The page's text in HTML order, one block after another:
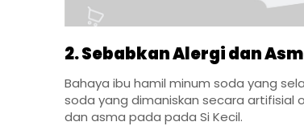
2. Sebabkan Alergi dan
Bahaya ibu hamil minum soda yang
soda yang dimaniskan secara artifisial
dan asma pada pada Si Kecil.